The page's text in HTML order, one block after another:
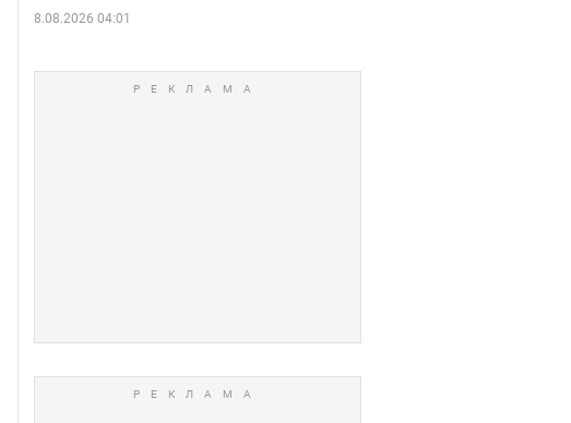
8.08.2026 04:01